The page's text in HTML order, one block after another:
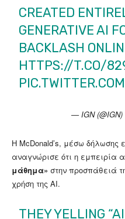
CREATED
GENERATIVE AI
BACKLASH
HTTPS://T.CO/
— IGN (@IGN)
Η McDonald’s, μέσω δήλωσης
αναγνώρισε ότι η εμπειρία
μάθημα» στην προσπάθειά
χρήση της AI.
THEY YELLING